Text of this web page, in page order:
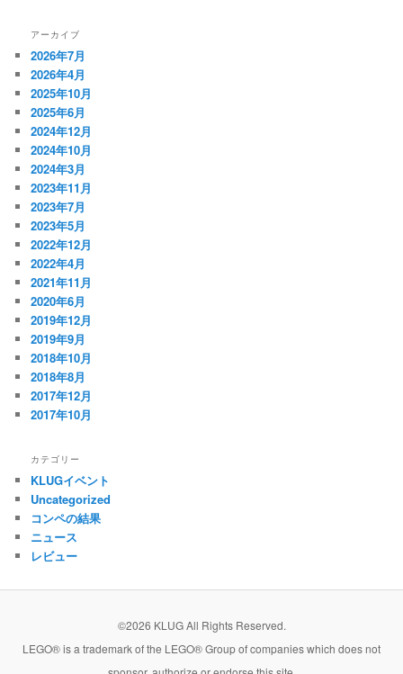
アーカイブ
2026年7月
2026年4月
2025年10月
2025年6月
2024年12月
2024年10月
2024年3月
2023年11月
2023年7月
2023年5月
2022年12月
2022年4月
2021年11月
2020年6月
2019年12月
2019年9月
2018年10月
2018年8月
2017年12月
2017年10月
カテゴリー
KLUGイベント
Uncategorized
コンペの結果
ニュース
レビュー
©2026 KLUG All Rights Reserved.
LEGO® is a trademark of the LEGO® Group of companies which does not